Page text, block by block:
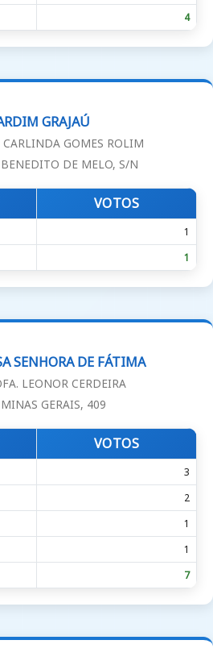
4
GRAJAÚ
CARLINDA GOMES ROLIM
BENEDITO DE MELO, S/N
VOTOS
1
1
SENHORA DE FÁTIMA
LEONOR CERDEIRA
GERAIS, 409
VOTOS
3
2
1
1
7